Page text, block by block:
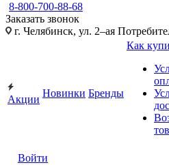
8-800-700-88-68
Заказать звонок
г. Челябинск, ул. 2–ая
Акции
Новинки Бренды
Как
Войти